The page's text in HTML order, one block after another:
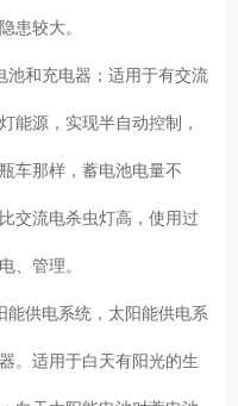
患较大。
池和充电器；适用于有交流
能源，实现半自动控制，
车那样，蓄电池电量不
交流电杀虫灯高，使用过
、管理。
能供电系统，太阳能供电系
。适用于白天有阳光的生